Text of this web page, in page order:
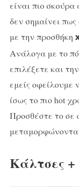
είναι πιο
δεν σημαίνει
με την προσθήκη
Ανάλογα με το
επιλέξετε και
εμείς οφείλουμε
ίσως το πιο hot
Προσθέστε το σε
Κάλτσες +